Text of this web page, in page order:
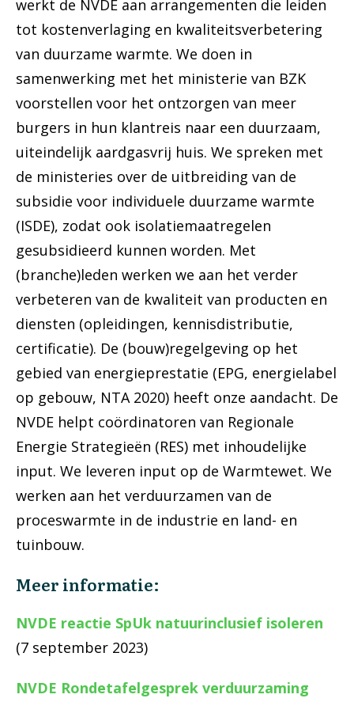
werkt de NVDE aan arrangementen die leiden
tot kostenverlaging en kwaliteitsverbetering
van duurzame warmte. We doen in
samenwerking met het ministerie van BZK
voorstellen voor het ontzorgen van meer
burgers in hun klantreis naar een duurzaam,
uiteindelijk aardgasvrij huis. We spreken met
de ministeries over de uitbreiding van de
subsidie voor individuele duurzame warmte
(ISDE), zodat ook isolatiemaatregelen
gesubsidieerd kunnen worden. Met
(branche)leden werken we aan het verder
verbeteren van de kwaliteit van producten en
diensten (opleidingen, kennisdistributie,
certificatie). De (bouw)regelgeving op het
gebied van energieprestatie (EPG, energielabel
op gebouw, NTA 2020) heeft onze aandacht. De
NVDE helpt coördinatoren van Regionale
Energie Strategieën (RES) met inhoudelijke
input. We leveren input op de Warmtewet. We
werken aan het verduurzamen van de
proceswarmte in de industrie en land- en
tuinbouw.
Meer informatie:
NVDE reactie SpUk natuurinclusief isoleren
(7 september 2023)
NVDE Rondetafelgesprek verduurzaming